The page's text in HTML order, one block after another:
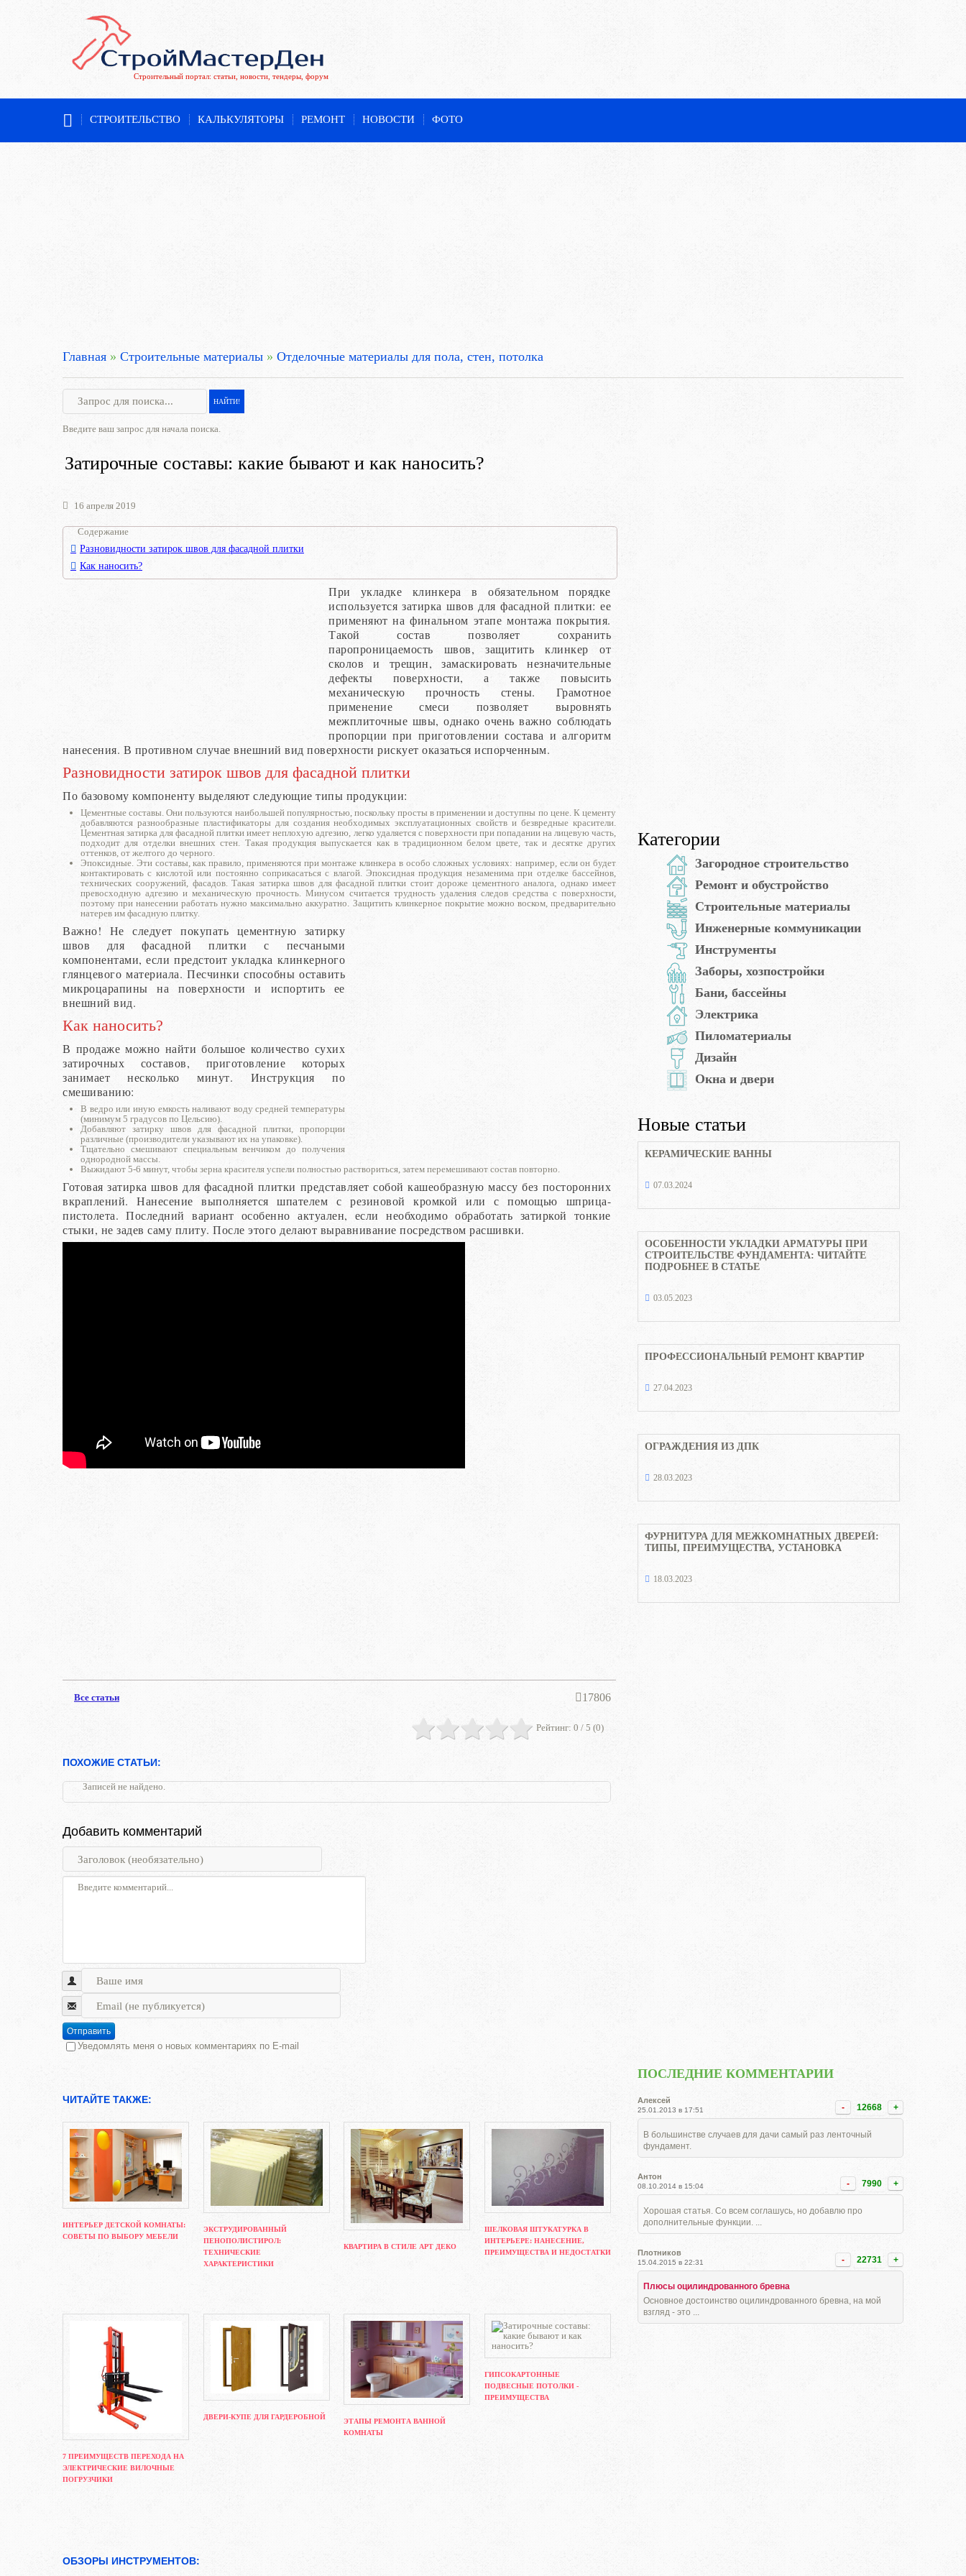
Строительный портал: статьи, новости, тендеры, форум
СТРОИТЕЛЬСТВО КАЛЬКУЛЯТОРЫ РЕМОНТ НОВОСТИ ФОТО
Главная » Строительные материалы » Отделочные материалы для пола, стен, потолка
Введите ваш запрос для начала поиска.
Затирочные составы: какие бывают и как наносить?
16 апреля 2019
Содержание
Разновидности затирок швов для фасадной плитки
Как наносить?
При укладке клинкера в обязательном порядке
используется затирка швов для фасадной плитки: ее
применяют на финальном этапе монтажа покрытия.
Такой состав позволяет сохранить
паропроницаемость швов, защитить клинкер от
сколов и трещин, замаскировать незначительные
дефекты поверхности, а также повысить
механическую прочность стены. Грамотное
применение смеси позволяет выровнять
межплиточные швы, однако очень важно соблюдать
пропорции при приготовлении состава и алгоритм
нанесения. В противном случае внешний вид поверхности рискует оказаться испорченным.
Разновидности затирок швов для фасадной плитки
По базовому компоненту выделяют следующие типы продукции:
Цементные составы. Они пользуются наибольшей популярностью, поскольку просты в применении и доступны по цене. К цементу
добавляются разнообразные пластификаторы для создания необходимых эксплуатационных свойств и безвредные красители.
Цементная затирка для фасадной плитки имеет неплохую адгезию, легко удаляется с поверхности при попадании на лицевую часть,
подходит для отделки внешних стен. Такая продукция выпускается как в традиционном белом цвете, так и десятке других
оттенков, от желтого до черного.
Эпоксидные. Эти составы, как правило, применяются при монтаже клинкера в особо сложных условиях: например, если он будет
контактировать с кислотой или постоянно соприкасаться с влагой. Эпоксидная продукция незаменима при отделке бассейнов,
технических сооружений, фасадов. Такая затирка швов для фасадной плитки стоит дороже цементного аналога, однако имеет
превосходную адгезию и механическую прочность. Минусом считается трудность удаления следов средства с поверхности,
поэтому при нанесении работать нужно максимально аккуратно. Защитить клинкерное покрытие можно воском, предварительно
натерев им фасадную плитку.
Важно! Не следует покупать цементную затирку
швов для фасадной плитки с песчаными
компонентами, если предстоит укладка клинкерного
глянцевого материала. Песчинки способны оставить
микроцарапины на поверхности и испортить ее
внешний вид.
Как наносить?
В продаже можно найти большое количество сухих
затирочных составов, приготовление которых
занимает несколько минут. Инструкция по
смешиванию:
В ведро или иную емкость наливают воду средней температуры
(минимум 5 градусов по Цельсию).
Добавляют затирку швов для фасадной плитки, пропорции
различные (производители указывают их на упаковке).
Тщательно смешивают специальным венчиком до получения
однородной массы.
Выжидают 5-6 минут, чтобы зерна красителя успели полностью раствориться, затем перемешивают состав повторно.
Готовая затирка швов для фасадной плитки представляет собой кашеобразную массу без посторонних
вкраплений. Нанесение выполняется шпателем с резиновой кромкой или с помощью шприца-
пистолета. Последний вариант особенно актуален, если необходимо обработать затиркой тонкие
стыки, не задев саму плиту. После этого делают выравнивание посредством расшивки.
Все статьи 17806
Рейтинг: 0 / 5 (0)
ПОХОЖИЕ СТАТЬИ:
Записей не найдено.
Добавить комментарий
Отправить
Уведомлять меня о новых комментариях по E-mail
ЧИТАЙТЕ ТАКЖЕ:
ИНТЕРЬЕР ДЕТСКОЙ КОМНАТЫ:
СОВЕТЫ ПО ВЫБОРУ МЕБЕЛИ
ЭКСТРУДИРОВАННЫЙ
ПЕНОПОЛИСТИРОЛ:
ТЕХНИЧЕСКИЕ
ХАРАКТЕРИСТИКИ
КВАРТИРА В СТИЛЕ АРТ ДЕКО
ШЕЛКОВАЯ ШТУКАТУРКА В
ИНТЕРЬЕРЕ: НАНЕСЕНИЕ,
ПРЕИМУЩЕСТВА И НЕДОСТАТКИ
7 ПРЕИМУЩЕСТВ ПЕРЕХОДА НА
ЭЛЕКТРИЧЕСКИЕ ВИЛОЧНЫЕ
ПОГРУЗЧИКИ
ДВЕРИ-КУПЕ ДЛЯ ГАРДЕРОБНОЙ
ЭТАПЫ РЕМОНТА ВАННОЙ
КОМНАТЫ
ГИПСОКАРТОННЫЕ
ПОДВЕСНЫЕ ПОТОЛКИ -
ПРЕИМУЩЕСТВА
ОБЗОРЫ ИНСТРУМЕНТОВ:
Категории
Загородное строительство
Ремонт и обустройство
Строительные материалы
Инженерные коммуникации
Инструменты
Заборы, хозпостройки
Бани, бассейны
Электрика
Пиломатериалы
Дизайн
Окна и двери
Новые статьи
КЕРАМИЧЕСКИЕ ВАННЫ
07.03.2024
ОСОБЕННОСТИ УКЛАДКИ АРМАТУРЫ ПРИ
СТРОИТЕЛЬСТВЕ ФУНДАМЕНТА: ЧИТАЙТЕ
ПОДРОБНЕЕ В СТАТЬЕ
03.05.2023
ПРОФЕССИОНАЛЬНЫЙ РЕМОНТ КВАРТИР
27.04.2023
ОГРАЖДЕНИЯ ИЗ ДПК
28.03.2023
ФУРНИТУРА ДЛЯ МЕЖКОМНАТНЫХ ДВЕРЕЙ:
ТИПЫ, ПРЕИМУЩЕСТВА, УСТАНОВКА
18.03.2023
ПОСЛЕДНИЕ КОММЕНТАРИИ
- 12668 +
Алексей
25.01.2013 в 17:51
В большинстве случаев для дачи самый раз ленточный
фундамент.
- 7990 +
Антон
08.10.2014 в 15:04
Хорошая статья. Со всем соглашусь, но добавлю про
дополнительные функции. ...
- 22731 +
Плотников
15.04.2015 в 22:31
Плюсы оцилиндрованного бревна
Основное достоинство оцилиндрованного бревна, на мой
взгляд - это ...